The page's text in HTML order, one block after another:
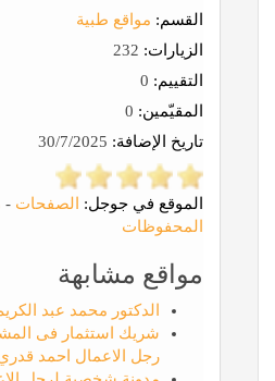
القسم: مواقع طبية
الزيارات:
التقييم:
المقيّمين:
تاريخ الإضافة:
الموقع في جوجل: الصفحات -
المحفوظات
مواقع مشابهة
الدكتور محمد عبد
شريك استثمار فى
رجل الاعمال احمد